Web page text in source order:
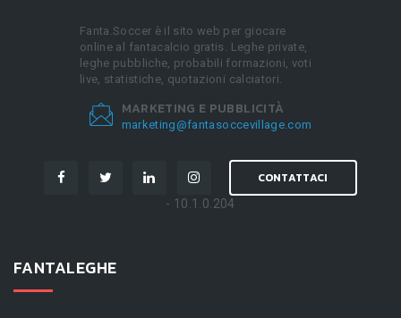
Fanta.Soccer è il sito web per giocare
online al fantacalcio gratis. Leghe private,
leghe pubbliche, probabili formazioni, voti
live, statistiche, quotazioni calciatori.
MARKETING E PUBBLICITÀ
marketing@fantasoccevillage.com
CONTATTACI
- 10.1.0.204
FANTALEGHE